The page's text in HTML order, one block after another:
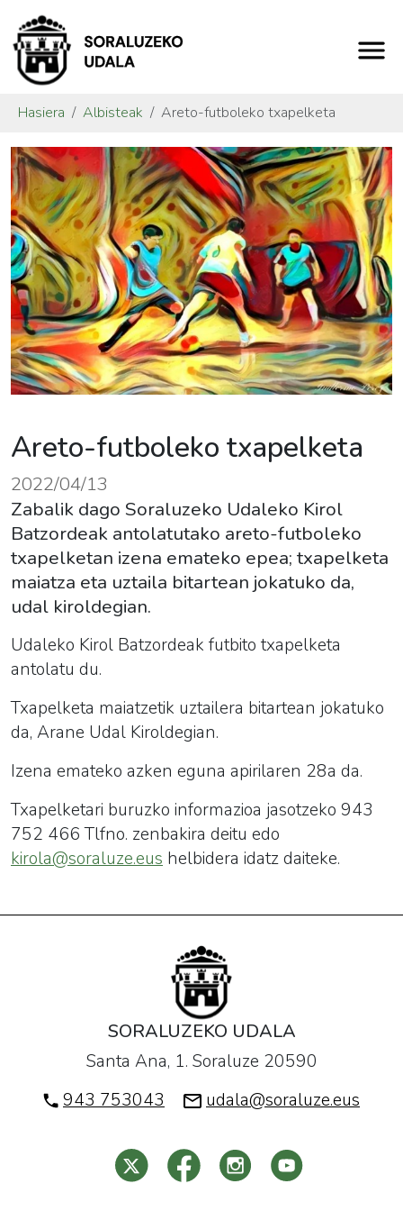
Hasiera Albisteak Areto-futboleko txapelketa
Areto-futboleko txapelketa
2022/04/13
Zabalik dago Soraluzeko Udaleko Kirol
Batzordeak antolatutako areto-futboleko
txapelketan izena emateko epea; txapelketa
maiatza eta uztaila bitartean jokatuko da,
udal kiroldegian.
Udaleko Kirol Batzordeak futbito txapelketa
antolatu du.
Txapelketa maiatzetik uztailera bitartean jokatuko
da, Arane Udal Kiroldegian.
Izena emateko azken eguna apirilaren 28a da.
Txapelketari buruzko informazioa jasotzeko 943
752 466 Tlfno. zenbakira deitu edo
kirola@soraluze.eus helbidera idatz daiteke.
SORALUZEKO UDALA
Santa Ana, 1. Soraluze 20590
943 753043
udala@soraluze.eus